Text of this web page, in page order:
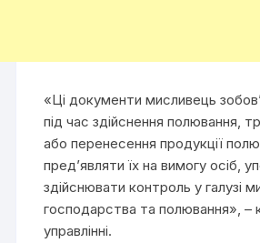
«Ці документи мисливець
під час здійснення полювання,
або перенесення продукції
пред’являти їх на вимогу осіб,
здійснювати контроль у галузі
господарства та полювання», –
управлінні.